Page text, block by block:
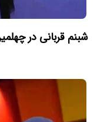
شبنم قربانی در